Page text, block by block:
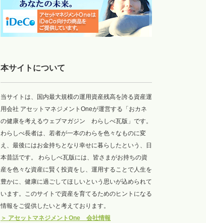
本サイトについて
当サイトは、国内最大規模の運用資産残高を誇る資産運
用会社 アセットマネジメントOneが運営する「おカネ
の健康を考えるウェブマガジン わらしべ瓦版」です。
わらしべ長者は、若者が一本のわらを色々なものに変
え、最後にはお金持ちとなり幸せに暮らしたという、日
本昔話です。 わらしべ瓦版には、皆さまがお持ちの資
産を色々な資産に賢く投資をし、運用することで人生を
豊かに、健康に過ごしてほしいという思いが込められて
います。このサイトで資産を育てるためのヒントになる
情報をご提供したいと考えております。
＞ アセットマネジメントOne 会社情報